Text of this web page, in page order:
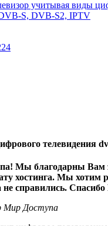
учитывая виды
S, DVB-S2, IPTV
телевидения
Мы благодарны Вам
хостинга. Мы
справились.
Мир Доступа